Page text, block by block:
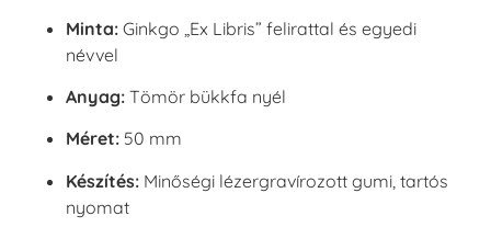
Minta: Ginkgo „Ex Libris” felirattal és egyedi
névvel
Anyag: Tömör bükkfa nyél
Méret: 50 mm
Készítés: Minőségi lézergravírozott gumi, tartós
nyomat